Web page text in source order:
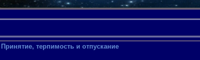
терпимость и отпускание